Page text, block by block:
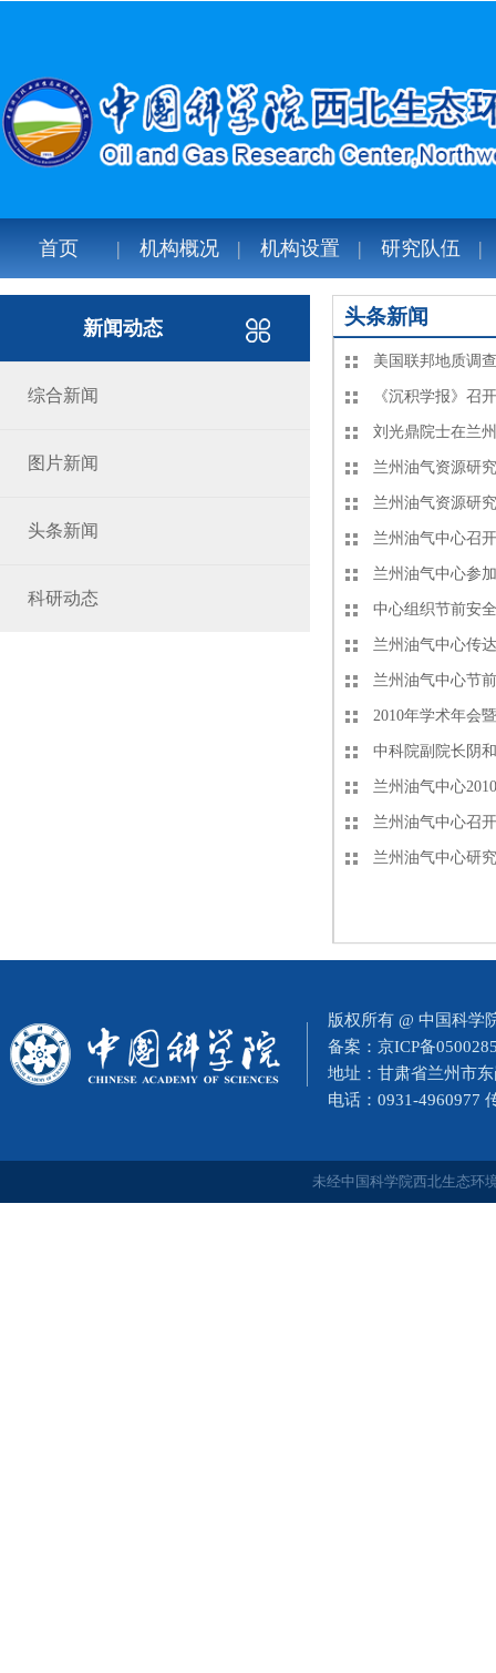
首页 机构概况 机构设置 研究队伍
头条新闻
美国联邦地质调
《沉积学报》召
刘光鼎院士在兰
兰州油气资源研
兰州油气资源研
兰州油气中心召
兰州油气中心参
中心组织节前安
兰州油气中心传
兰州油气中心节
2010年学术年会
中科院副院长阴
兰州油气中心
兰州油气中心召
兰州油气中心研
新闻动态
综合新闻
图片新闻
头条新闻
科研动态
版权所有 @ 中国科学
备案： 京ICP备
地址：甘肃省兰州市
电话：0931-4960977
未经中国科学院西北生态环